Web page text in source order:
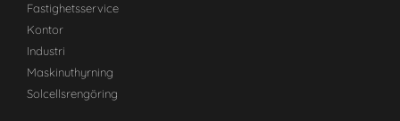
Fastighetsservice
Kontor
Industri
Maskinuthyrning
Solcellsrengöring